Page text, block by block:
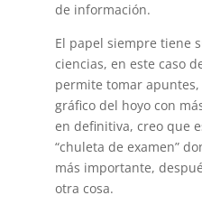
de información.
El papel siempre tiene
ciencias, en este caso
permite tomar
gráfico del hoyo con
en definitiva, creo que
“chuleta de examen”
más importante,
otra cosa.